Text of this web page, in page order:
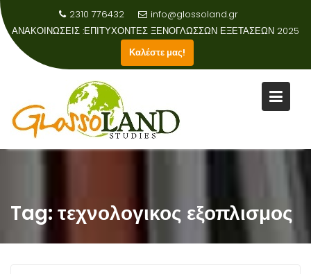
content
2310 776432
info@glossoland.gr
ΑΝΑΚΟΙΝΩΣΕΙΣ :
Καλέστε μας!
Tag: τεχνολογικος εξοπλισμος